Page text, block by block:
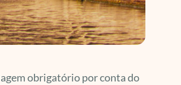
obrigatório por conta do